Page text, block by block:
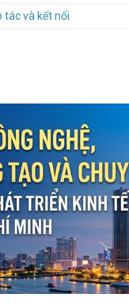
tác và kết nối